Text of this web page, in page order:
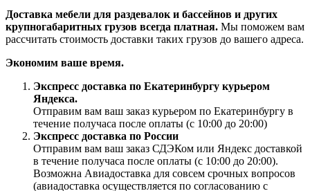
Доставка мебели для раздевалок и бассейнов и других
крупногабаритных грузов всегда платная. Мы поможем вам
рассчитать стоимость доставки таких грузов до вашего адреса.
Экономим ваше время.
Экспресс доставка по Екатеринбургу курьером
Яндекса.
Отправим вам ваш заказ курьером по Екатеринбургу в
течение получаса после оплаты (с 10:00 до 20:00)
Экспресс доставка по России
Отправим вам ваш заказ СДЭКом или Яндекс доставкой
в течение получаса после оплаты (с 10:00 до 20:00).
Возможна Авиадоставка для совсем срочных вопросов
(авиадоставка осуществляется по согласованию с